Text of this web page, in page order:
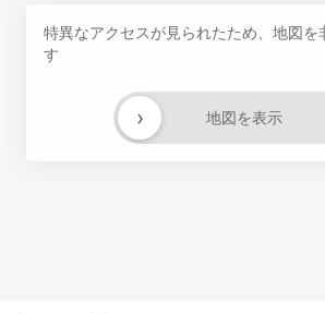
特異なアクセスが見られたため、地図を
す
地図を表示
›